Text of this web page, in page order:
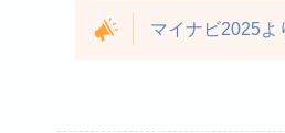
マイナビ2025よ